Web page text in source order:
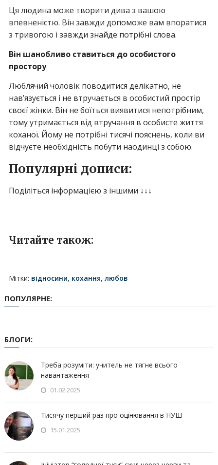
Ця людина може творити дива з вашою
впевненістю. Він завжди допоможе вам впоратися
з тривогою і завжди знайде потрібні слова.
Він шанобливо ставиться до особистого
простору
Люблячий чоловік поводитися делікатно, не
нав’язується і не втручається в особистий простір
своєї жінки. Він не боїться виявитися непотрібним,
тому утримається від втручання в особисте життя
коханої. Йому не потрібні тисячі пояснень, коли ви
відчуєте необхідність побути наодинці з собою.
Популярні дописи:
Поділіться інформацією з іншими ↓↓↓
Читайте також:
Мітки: відносини, кохання, любов
ПОПУЛЯРНЕ:
БЛОГИ:
Треба розуміти: учитель не тягне всього
навантаження
01.02.2025
Тисячу перший раз про оцінювання в НУШ
15.01.2025